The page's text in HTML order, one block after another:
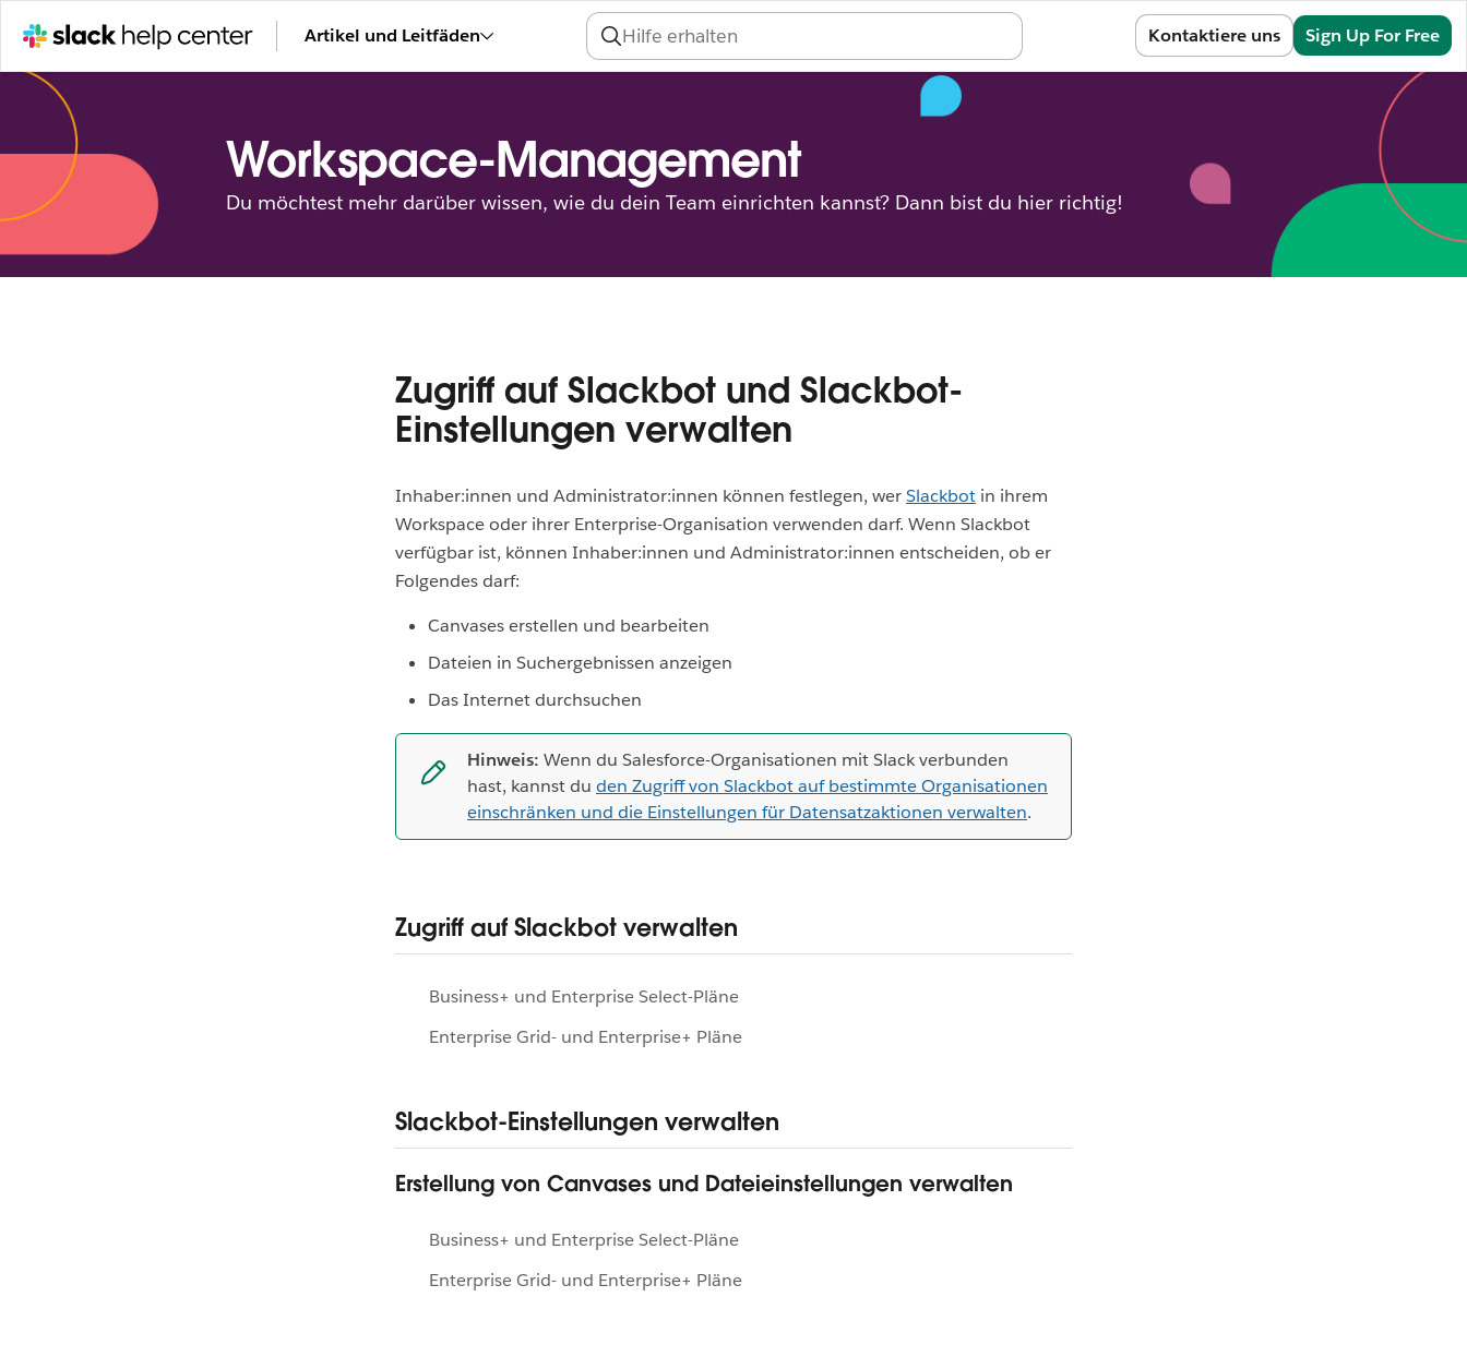
Artikel und Leitfäden Kontaktiere uns Sign Up For Free
Workspace-Management
Du möchtest mehr darüber wissen, wie du dein Team einrichten kannst? Dann bist du hier richtig!
Zugriff auf Slackbot und Slackbot-
Einstellungen verwalten
Inhaber:innen und Administrator:innen können festlegen, werSlackbot in ihrem
Workspace oder ihrer Enterprise-Organisation verwenden darf. Wenn Slackbot
verfügbar ist, können Inhaber:innen und Administrator:innen entscheiden, ob er
Folgendes darf:
Canvases erstellen und bearbeiten
Dateien in Suchergebnissen anzeigen
Das Internet durchsuchen
Hinweis: Wenn du Salesforce-Organisationen mit Slack verbunden
hast, kannst du den Zugriff von Slackbot auf bestimmte Organisationen
einschränken und die Einstellungen für Datensatzaktionen verwalten.
Zugriff auf Slackbot verwalten
Business+ und Enterprise Select-Pläne
Enterprise Grid- und Enterprise+ Pläne
Slackbot-Einstellungen verwalten
Erstellung von Canvases und Dateieinstellungen verwalten
Business+ und Enterprise Select-Pläne
Enterprise Grid- und Enterprise+ Pläne